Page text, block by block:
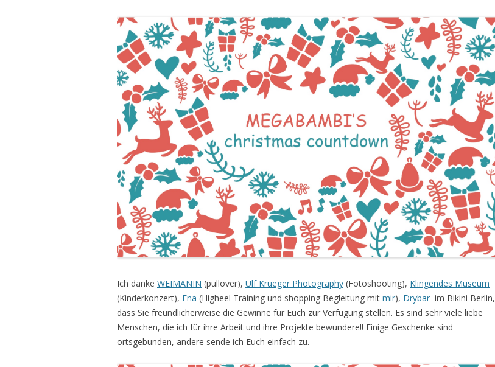
Ich danke WEIMANIN (pullover), Ulf Krueger Photography (Fotoshooting), Klingendes Museum
(Kinderkonzert), Ena (Higheel Training und shopping Begleitung mit mir), Drybar im Bikini Berlin,
dass Sie freundlicherweise die Gewinne für Euch zur Verfügung stellen. Es sind sehr viele liebe
Menschen, die ich für ihre Arbeit und ihre Projekte bewundere!! Einige Geschenke sind
ortsgebunden, andere sende ich Euch einfach zu.